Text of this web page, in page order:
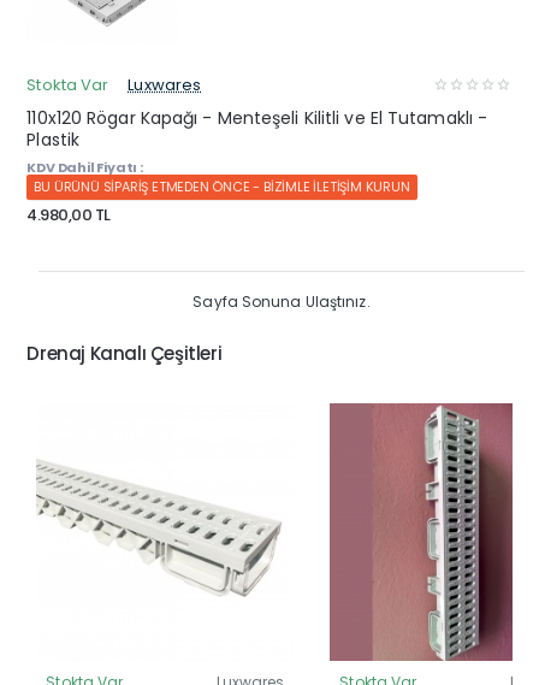
Stokta Var Luxwares
110x120 Rögar Kapağı - Menteşeli Kilitli ve El Tutamaklı -
Plastik
KDV Dahil Fiyatı :
BU ÜRÜNÜ SİPARİŞ ETMEDEN ÖNCE - BİZİMLE İLETİŞİM KURUN
4.980,00 TL
Sayfa Sonuna Ulaştınız.
Drenaj Kanalı Çeşitleri